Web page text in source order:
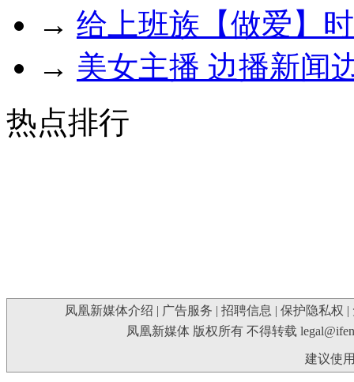
→ 给上班族【做爱】
→ 美女主播 边播新闻
热点排行
凤凰新媒体介绍 | 广告服务 | 招聘信息 | 保护隐私权 |
凤凰新媒体 版权所有 不得转载
建议使